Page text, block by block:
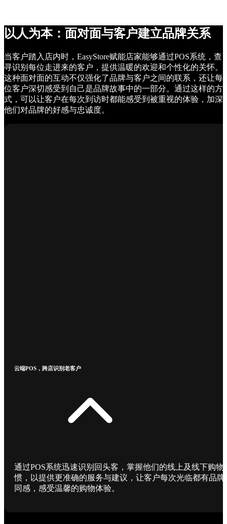
以人为本：面对面与客户建立品牌关系
当客户踏入店内时，EasyStore赋能店家能够通过POS系统，查
寻识别每位走进来的客户，提供温暖的欢迎和个性化的关怀。
这种面对面的互动不仅强化了品牌与客户之间的联系，还让每
位客户深切感受到自己是品牌故事中的一部分。通过这样的方
式，可以让客户在每次到访时都能感受到被重视的体验，加深
他们对品牌的好感与忠诚度。
云端POS，跨店识别老客户
通过POS系统迅速识别回头客，掌握他们的线上及线下购物
惯，以提供更准确的服务与建议，让客户每次光临都有品牌
同感，感受温馨的购物体验。